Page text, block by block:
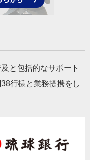
と包括的なサポート
行様と業務提携をし